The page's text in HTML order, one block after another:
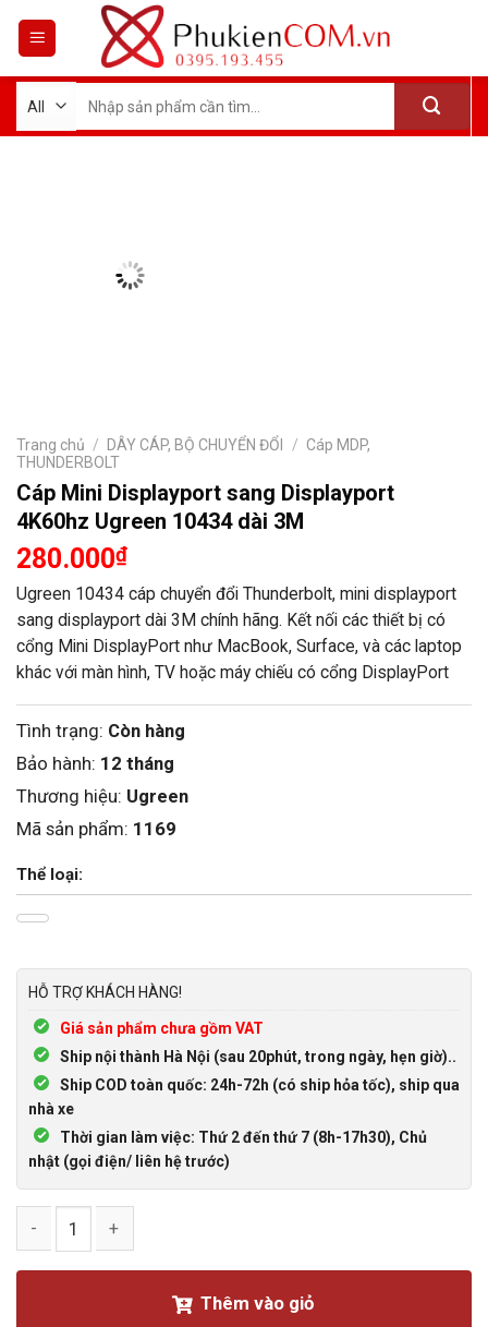
kiếm:
Trang chủ / DÂY CÁP, BỘ CHUYỂN ĐỔI / Cáp MDP,
THUNDERBOLT
Cáp Mini Displayport sang Displayport
4K60hz Ugreen 10434 dài 3M
280.000₫
Ugreen 10434 cáp chuyển đổi Thunderbolt, mini displayport
sang displayport dài 3M chính hãng. Kết nối các thiết bị có
cổng Mini DisplayPort như MacBook, Surface, và các laptop
khác với màn hình, TV hoặc máy chiếu có cổng DisplayPort
Tình trạng: Còn hàng
Bảo hành: 12 tháng
Thương hiệu: Ugreen
Mã sản phẩm: 1169
Thể loại:
HỖ TRỢ KHÁCH HÀNG!
Giá sản phẩm chưa gồm VAT
Ship nội thành Hà Nội (sau 20phút, trong ngày, hẹn giờ)..
Ship COD toàn quốc: 24h-72h (có ship hỏa tốc), ship qua
nhà xe
Thời gian làm việc: Thứ 2 đến thứ 7 (8h-17h30), Chủ
nhật (gọi điện/ liên hệ trước)
Thêm vào giỏ